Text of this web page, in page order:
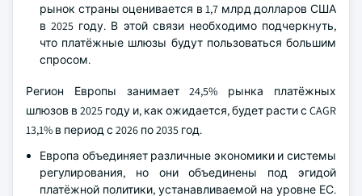
рынок страны оценивается в 1,7 млрд долларов США
в 2025 году. В этой связи необходимо подчеркнуть,
что платёжные шлюзы будут пользоваться большим
спросом.
Регион Европы занимает 24,5% рынка платёжных
шлюзов в 2025 году и, как ожидается, будет расти с CAGR
13,1% в период с 2026 по 2035 год.
Европа объединяет различные экономики и системы
регулирования, но они объединены под эгидой
платёжной политики, устанавливаемой на уровне ЕС.